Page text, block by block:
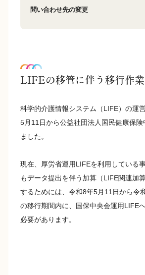
問い合わせ先の変更
LIFEの移管に伴う移行作業
科学的介護情報システム（LIFE）の運
5月11日から公益社団法人国民健康保
ました。
現在、厚労省運用LIFEを利用している
もデータ提出を伴う加算（LIFE関連加
するためには、令和8年5月11日から令
の移行期間内に、国保中央会運用LIFE
必要があります。